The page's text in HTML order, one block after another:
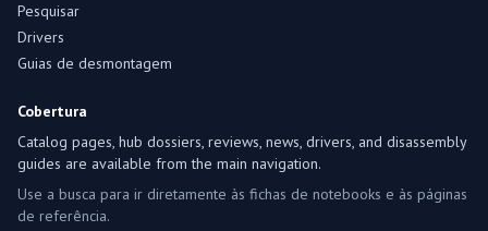
Pesquisar
Drivers
Guias de desmontagem
Cobertura
Catalog pages, hub dossiers, reviews, news, drivers, and disassembly
guides are available from the main navigation.
Use a busca para ir diretamente às fichas de notebooks e às páginas
de referência.